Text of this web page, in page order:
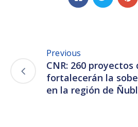
Previous
CNR: 260 proyectos
fortalecerán la
en la región de